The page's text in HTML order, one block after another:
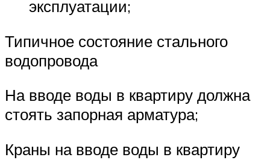
эксплуатации;
Типичное состояние стального
водопровода
На вводе воды в квартиру должна
стоять запорная арматура;
Краны на вводе воды в квартиру